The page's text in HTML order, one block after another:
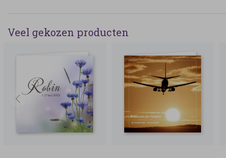
Veel gekozen producten